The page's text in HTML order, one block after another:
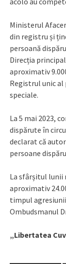
Ministerul
din registru și
persoană
Direcția
aproximativ
Registrul unic
speciale.
La 5 mai 2023,
dispărute în
declarat că
persoane
La sfârșitul lunii
aproximativ
timpul
Ombudsmanul
„Libertatea